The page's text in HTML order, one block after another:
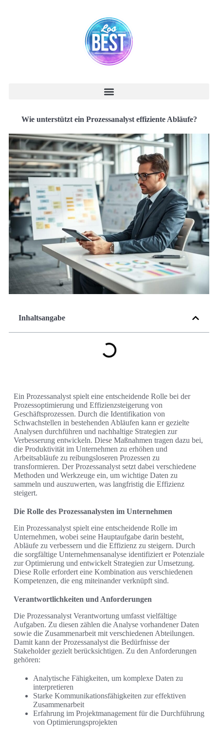
Wie unterstützt ein Prozessanalyst effiziente Abläufe?
Inhaltsangabe
Ein Prozessanalyst spielt eine entscheidende Rolle bei der
Prozessoptimierung und Effizienzsteigerung von
Geschäftsprozessen. Durch die Identifikation von
Schwachstellen in bestehenden Abläufen kann er gezielte
Analysen durchführen und nachhaltige Strategien zur
Verbesserung entwickeln. Diese Maßnahmen tragen dazu bei,
die Produktivität im Unternehmen zu erhöhen und
Arbeitsabläufe zu reibungsloseren Prozessen zu
transformieren. Der Prozessanalyst setzt dabei verschiedene
Methoden und Werkzeuge ein, um wichtige Daten zu
sammeln und auszuwerten, was langfristig die Effizienz
steigert.
Die Rolle des Prozessanalysten im Unternehmen
Ein Prozessanalyst spielt eine entscheidende Rolle im
Unternehmen, wobei seine Hauptaufgabe darin besteht,
Abläufe zu verbessern und die Effizienz zu steigern. Durch
die sorgfältige Unternehmensanalyse identifiziert er Potenziale
zur Optimierung und entwickelt Strategien zur Umsetzung.
Diese Rolle erfordert eine Kombination aus verschiedenen
Kompetenzen, die eng miteinander verknüpft sind.
Verantwortlichkeiten und Anforderungen
Die Prozessanalyst Verantwortung umfasst vielfältige
Aufgaben. Zu diesen zählen die Analyse vorhandener Daten
sowie die Zusammenarbeit mit verschiedenen Abteilungen.
Damit kann der Prozessanalyst die Bedürfnisse der
Stakeholder gezielt berücksichtigen. Zu den Anforderungen
gehören:
Analytische Fähigkeiten, um komplexe Daten zu
interpretieren
Starke Kommunikationsfähigkeiten zur effektiven
Zusammenarbeit
Erfahrung im Projektmanagement für die Durchführung
von Optimierungsprojekten